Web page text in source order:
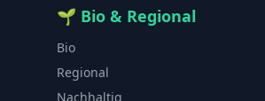
🌱 Bio & Regional
Bio
Regional
Nachhaltig